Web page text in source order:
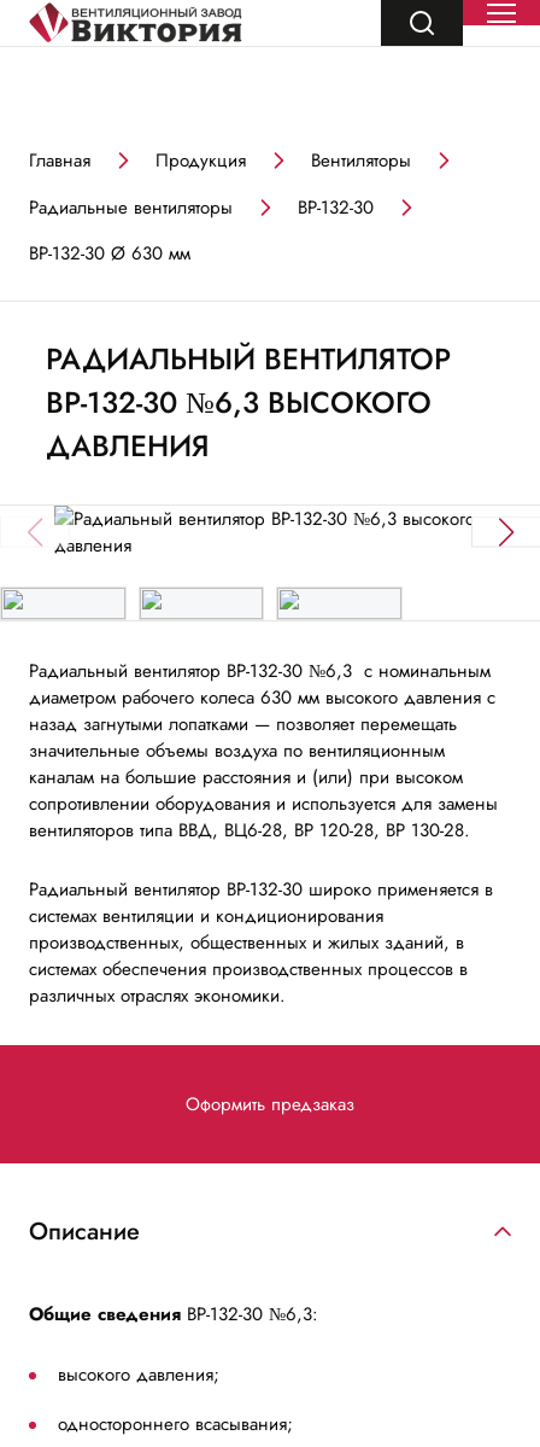
Главная Продукция
Вентиляторы
Радиальные вентиляторы
ВР-132-30
ВР-132-30 Ø 630 мм
РАДИАЛЬНЫЙ ВЕНТИЛЯТОР
ВР-132-30 №6,3 ВЫСОКОГО
ДАВЛЕНИЯ
Радиальный вентилятор ВР-132-30 №6,3 с номинальным
диаметром рабочего колеса 630 мм высокого давления с
назад загнутыми лопатками — позволяет перемещать
значительные объемы воздуха по вентиляционным
каналам на большие расстояния и (или) при высоком
сопротивлении оборудования и используется для замены
вентиляторов типа ВВД, ВЦ6-28, ВР 120-28, ВР 130-28.
Радиальный вентилятор ВР-132-30 широко применяется в
системах вентиляции и кондиционирования
производственных, общественных и жилых зданий, в
системах обеспечения производственных процессов в
различных отраслях экономики.
Оформить предзаказ
Описание
Общие сведения ВР-132-30 №6,3:
высокого давления;
одностороннего всасывания;